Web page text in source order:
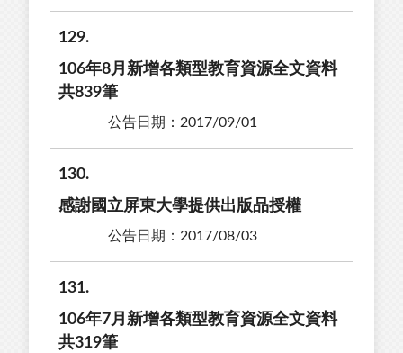
129
106年8月新增各類型教育資源全文資料
共839筆
公告日期：2017/09/01
130
感謝國立屏東大學提供出版品授權
公告日期：2017/08/03
131
106年7月新增各類型教育資源全文資料
共319筆